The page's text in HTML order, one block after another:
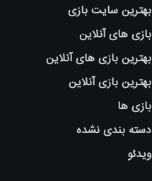
بهترین سایت بازی
بازی های آنلاین
بهترین بازی های آنلاین
بهترین بازی آنلاین
بازی ها
دسته بندی نشده
ویدئو